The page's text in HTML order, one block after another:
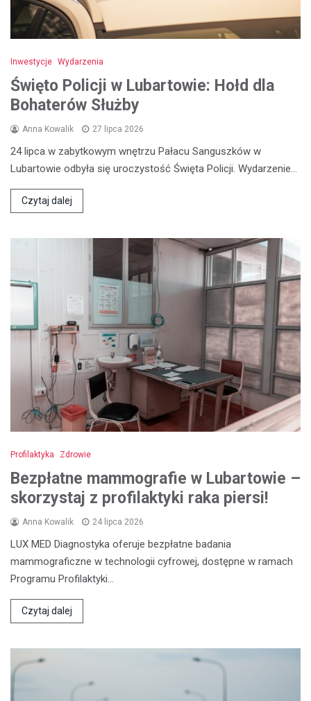
Inwestycje Wydarzenia
Święto Policji w Lubartowie: Hołd dla
Bohaterów Służby
Anna Kowalik 27 lipca 2026
24 lipca w zabytkowym wnętrzu Pałacu Sanguszków w
Lubartowie odbyła się uroczystość Święta Policji. Wydarzenie…
Czytaj dalej
Profilaktyka Zdrowie
Bezpłatne mammografie w Lubartowie –
skorzystaj z profilaktyki raka piersi!
Anna Kowalik 24 lipca 2026
LUX MED Diagnostyka oferuje bezpłatne badania
mammograficzne w technologii cyfrowej, dostępne w ramach
Programu Profilaktyki…
Czytaj dalej